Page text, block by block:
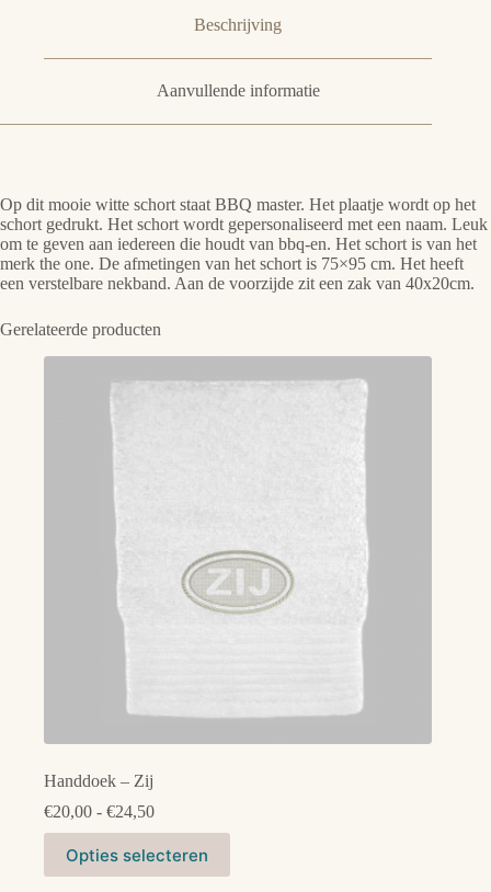
Beschrijving
Aanvullende informatie
Op dit mooie witte schort staat BBQ master. Het plaatje wordt op het
schort gedrukt. Het schort wordt gepersonaliseerd met een naam. Leuk
om te geven aan iedereen die houdt van bbq-en. Het schort is van het
merk the one. De afmetingen van het schort is 75×95 cm. Het heeft
een verstelbare nekband. Aan de voorzijde zit een zak van 40x20cm.
Gerelateerde producten
Handdoek – Zij
€20,00 - €24,50Prijsklasse:
€20,00
tot
Opties selecteren
product
heeft